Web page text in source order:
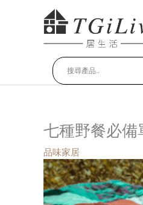
七種野餐必備
品味家居